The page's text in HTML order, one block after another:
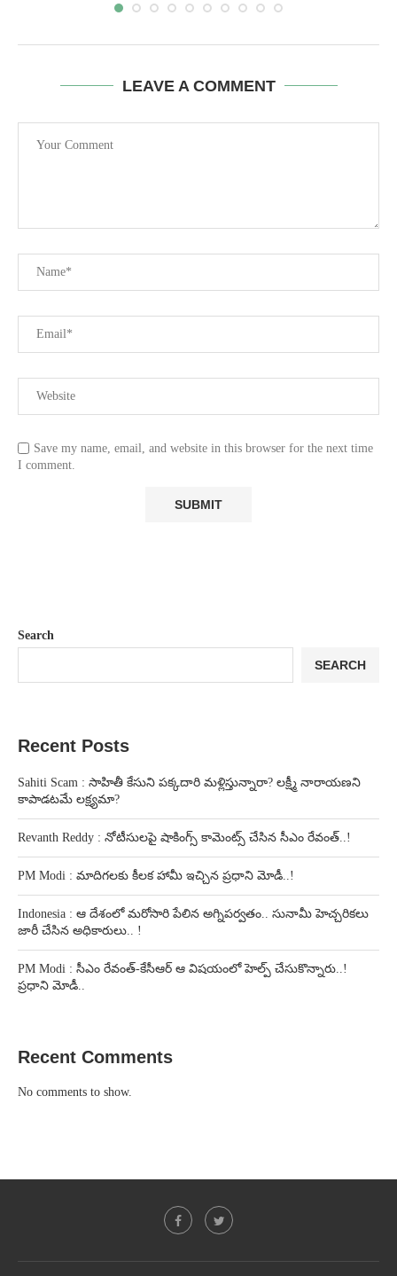
LEAVE A COMMENT
Save my name, email, and website in this browser for the next time
I comment.
Search
SEARCH
Recent Posts
Sahiti Scam : సాహితీ కేసుని పక్కదారి మళ్లిస్తున్నారా? లక్ష్మీ నారాయణని
కాపాడటమే లక్ష్యమా?
Revanth Reddy : నోటీసులపై షాకింగ్స్ కామెంట్స్ చేసిన సీఎం రేవంత్..!
PM Modi : మాదిగలకు కీలక హామీ ఇచ్చిన ప్రధాని మోడీ..!
Indonesia : ఆ దేశంలో మరోసారి పేలిన అగ్నిపర్వతం.. సునామీ హెచ్చరికలు
జారీ చేసిన అధికారులు.. !
PM Modi : సీఎం రేవంత్-కేసీఆర్ ఆ విషయంలో హెల్ప్ చేసుకొన్నారు..!
ప్రధాని మోడీ..
Recent Comments
No comments to show.